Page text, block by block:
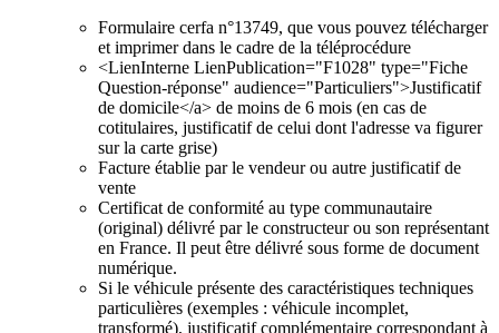
Formulaire cerfa n°13749, que vous pouvez télécharger
et imprimer dans le cadre de la téléprocédure
<LienInterne LienPublication="F1028" type="Fiche
Question-réponse" audience="Particuliers">Justificatif
de domicile</a> de moins de 6 mois (en cas de
cotitulaires, justificatif de celui dont l'adresse va figurer
sur la carte grise)
Facture établie par le vendeur ou autre justificatif de
vente
Certificat de conformité au type communautaire
(original) délivré par le constructeur ou son représentant
en France. Il peut être délivré sous forme de document
numérique.
Si le véhicule présente des caractéristiques techniques
particulières (exemples : véhicule incomplet,
transformé), justificatif complémentaire correspondant à